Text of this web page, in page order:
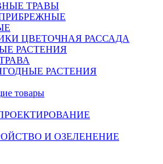
ТРАВЫ
ЦВЕТОЧНАЯ РАССАДА
РАСТЕНИЯ
РАСТЕНИЯ
товары
И ОЗЕЛЕНЕНИЕ